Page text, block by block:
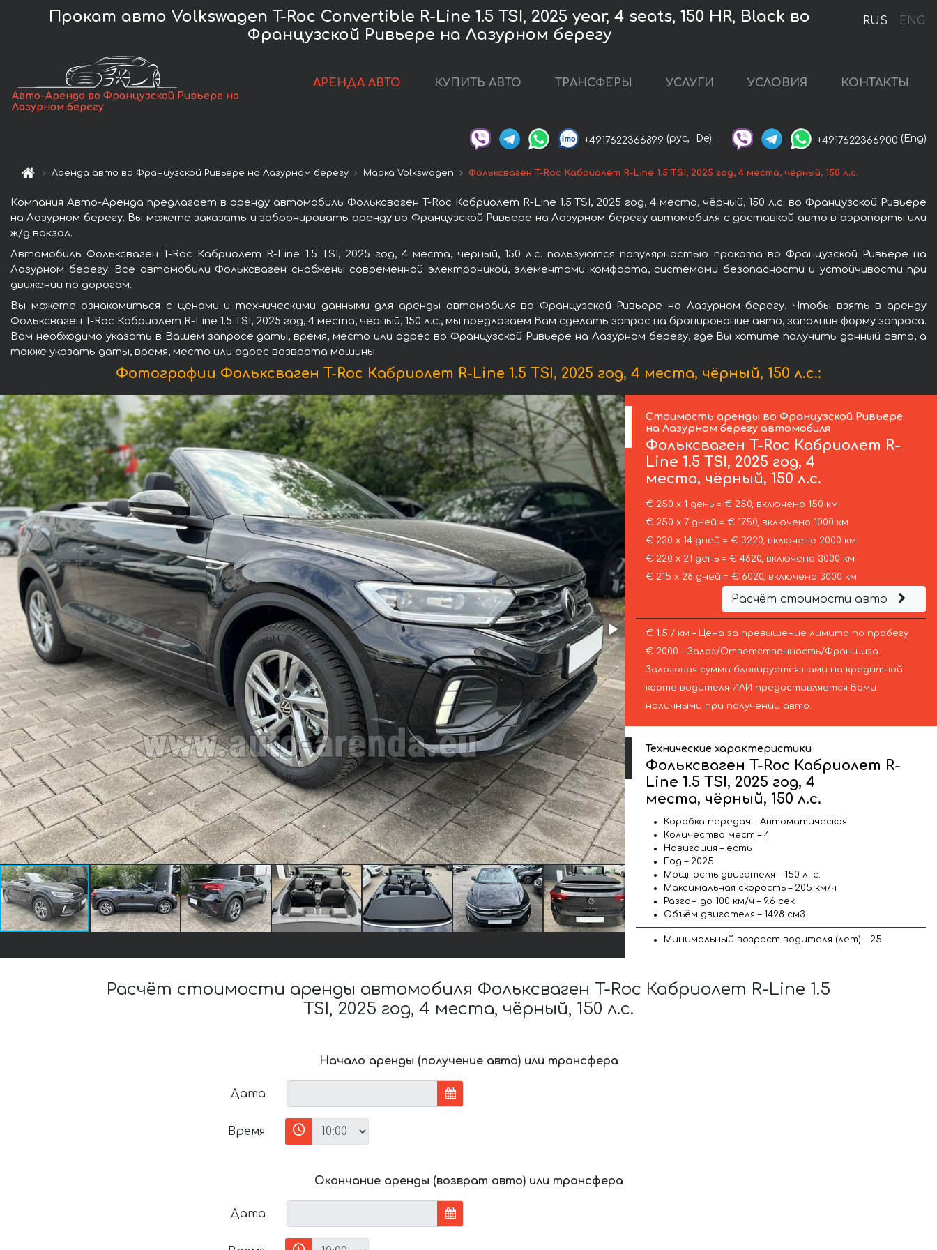
RUS ENG
Прокат авто Volkswagen T-Roc Convertible R-Line 1.5 TSI, 2025 year, 4 seats, 150 HR, Black во
Французской Ривьере на Лазурном берегу
Авто-Аренда во Французской Ривьере на
Лазурном берегу
АРЕНДА АВТО КУПИТЬ АВТО ТРАНСФЕРЫ УСЛУГИ УСЛОВИЯ КОНТАКТЫ
+4917622366899 (рус, De) +4917622366900 (Eng)
Аренда авто во Французской Ривьере на Лазурном берегу Марка Volkswagen Фольксваген T-Roc Кабриолет R-Line 1.5 TSI, 2025 год, 4 места, чёрный, 150 л.с.
Компания Авто-Аренда предлагает в аренду автомобиль Фольксваген T-Roc Кабриолет R-Line 1.5 TSI, 2025 год, 4 места, чёрный, 150 л.с. во Французской Ривьере
на Лазурном берегу. Вы можете заказать и забронировать аренду во Французской Ривьере на Лазурном берегу автомобиля с доставкой авто в аэропорты или
ж/д вокзал.
Автомобиль Фольксваген T-Roc Кабриолет R-Line 1.5 TSI, 2025 год, 4 места, чёрный, 150 л.с. пользуются популярностью проката во Французской Ривьере на
Лазурном берегу. Все автомобили Фольксваген снабжены современной электроникой, элементами комфорта, системами безопасности и устойчивости при
движении по дорогам.
Вы можете ознакомиться с ценами и техническими данными для аренды автомобиля во Французской Ривьере на Лазурном берегу. Чтобы взять в аренду
Фольксваген T-Roc Кабриолет R-Line 1.5 TSI, 2025 год, 4 места, чёрный, 150 л.с., мы предлагаем Вам сделать запрос на бронирование авто, заполнив форму запроса.
Вам необходимо указать в Вашем запросе даты, время, место или адрес во Французской Ривьере на Лазурном берегу, где Вы хотите получить данный авто, а
также указать даты, время, место или адрес возврата машины.
Фотографии Фольксваген T-Roc Кабриолет R-Line 1.5 TSI, 2025 год, 4 места, чёрный, 150 л.с.:
Стоимость аренды во Французской Ривьере
на Лазурном берегу автомобиля
Фольксваген T-Roc Кабриолет R-
Line 1.5 TSI, 2025 год, 4
места, чёрный, 150 л.с.
€ 250 х 1 день = € 250, включено 150 км
€ 250 х 7 дней = € 1750, включено 1000 км
€ 230 х 14 дней = € 3220, включено 2000 км
€ 220 х 21 день = € 4620, включено 3000 км
€ 215 х 28 дней = € 6020, включено 3000 км
Расчёт стоимости авто
€ 1.5 / км – Цена за превышение лимита по пробегу
€ 2000 – Залог/Ответственность/Франшиза.
Залоговая сумма блокируется нами на кредитной
карте водителя ИЛИ предоставляется Вами
наличными при получении авто.
Технические характеристики
Фольксваген T-Roc Кабриолет R-
Line 1.5 TSI, 2025 год, 4
места, чёрный, 150 л.с.
Коробка передач – Автоматическая
Количество мест – 4
Навигация – есть
Год – 2025
Мощность двигателя – 150 л. с.
Максимальная скорость – 205 км/ч
Разгон до 100 км/ч – 9.6 сек
Объём двигателя – 1498 см3
Минимальный возраст водителя (лет) – 25
Расчёт стоимости аренды автомобиля Фольксваген T-Roc Кабриолет R-Line 1.5
TSI, 2025 год, 4 места, чёрный, 150 л.с.
Начало аренды (получение авто) или трансфера
Дата
Время
Окончание аренды (возврат авто) или трансфера
Дата